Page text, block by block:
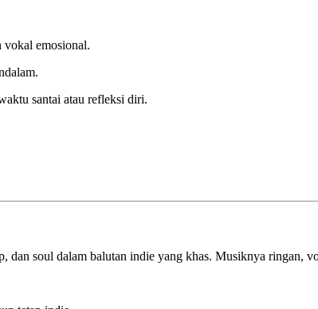
vokal emosional.
santai atau refleksi diri.
dan soul dalam balutan indie yang khas. Musiknya ringan,